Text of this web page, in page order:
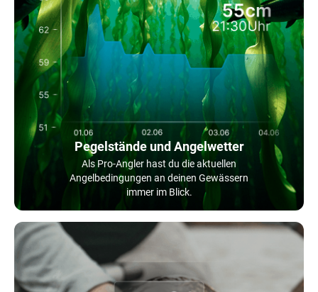
Pegelstände und Angelwetter
Als Pro-Angler hast du die aktuellen
Angelbedingungen an deinen Gewässern
immer im Blick.